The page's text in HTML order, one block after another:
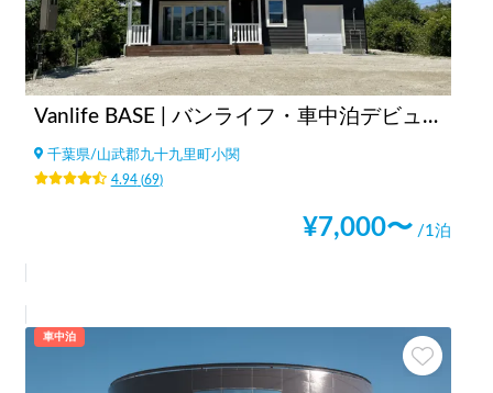
Vanlife BASE | バンライフ・車中泊デビューに！/焚き火・BBQ/co-living/貸し切り可/ペット大歓迎
千葉県/山武郡九十九里町小関
4.94(69)
¥7,000〜 /1泊
車中泊